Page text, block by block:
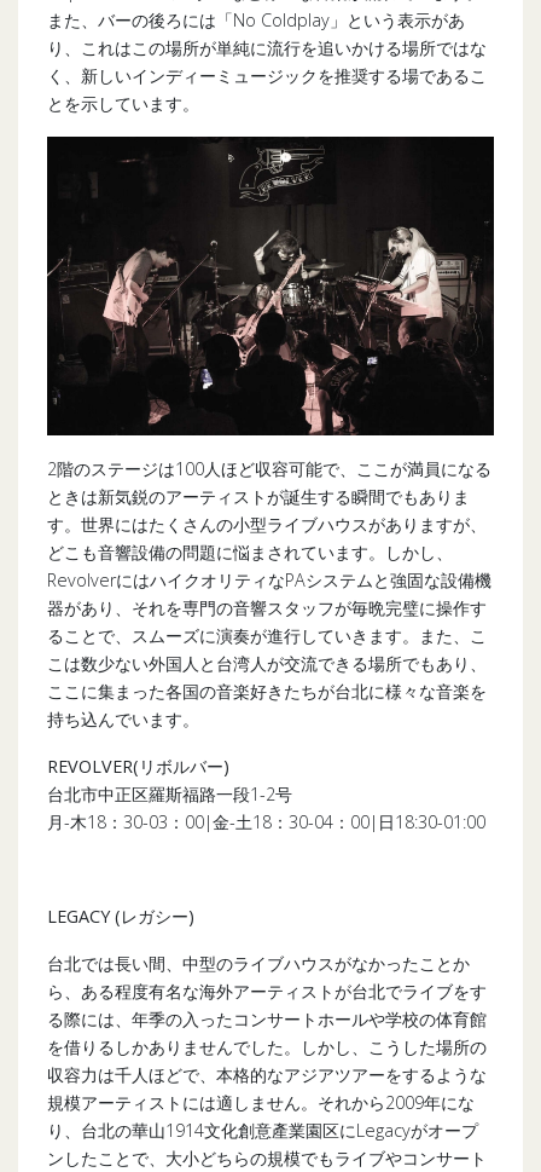
また、バーの後ろには「No Coldplay」という表示があ
り、これはこの場所が単純に流行を追いかける場所ではな
く、新しいインディーミュージックを推奨する場であるこ
とを示しています。
2階のステージは100人ほど収容可能で、ここが満員になる
ときは新気鋭のアーティストが誕生する瞬間でもありま
す。世界にはたくさんの小型ライブハウスがありますが、
どこも音響設備の問題に悩まされています。しかし、
RevolverにはハイクオリティなPAシステムと強固な設備機
器があり、それを専門の音響スタッフが毎晩完璧に操作す
ることで、スムーズに演奏が進行していきます。また、こ
こは数少ない外国人と台湾人が交流できる場所でもあり、
ここに集まった各国の音楽好きたちが台北に様々な音楽を
持ち込んでいます。
REVOLVER(リボルバー)
台北市中正区羅斯福路一段1-2号
月-木18：30-03：00|金-土18：30-04：00|日18:30-01:00
LEGACY (レガシー)
台北では長い間、中型のライブハウスがなかったことか
ら、ある程度有名な海外アーティストが台北でライブをす
る際には、年季の入ったコンサートホールや学校の体育館
を借りるしかありませんでした。しかし、こうした場所の
収容力は千人ほどで、本格的なアジアツアーをするような
規模アーティストには適しません。それから2009年にな
り、台北の華山1914文化創意產業園区にLegacyがオープ
ンしたことで、大小どちらの規模でもライブやコンサート